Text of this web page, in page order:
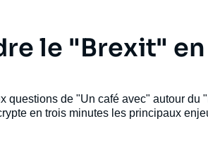
le "Brexit"
questions de "Un café avec" autour
en trois minutes les principaux